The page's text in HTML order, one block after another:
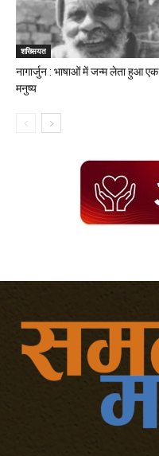
शख्सियत
नागार्जुन : भाषाओं में जन्म लेता हुआ एक
मनुष्य